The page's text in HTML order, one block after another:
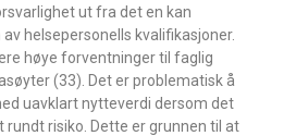
ut fra det en kan
helsepersonells kvalifikasjoner.
høye forventninger til faglig
(33). Det er problematisk å
uavklart nytteverdi dersom det
rundt risiko. Dette er grunnen til at